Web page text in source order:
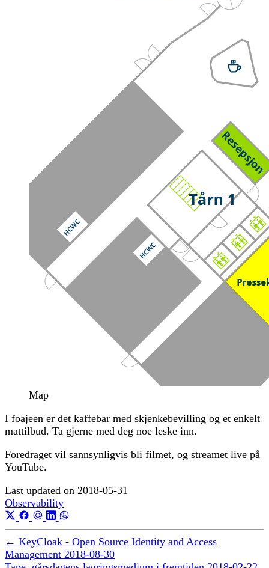
Map
I foajeen er det kaffebar med skjenkebevilling og et enkelt
mattilbud. Ta gjerne med deg noe leske inn.
Foredraget vil sannsynligvis bli filmet, og streamet live på
YouTube.
Last updated on 2018-05-31
Observability
← KeyCloak - Open Source Identity and Access
Management 2018-08-30